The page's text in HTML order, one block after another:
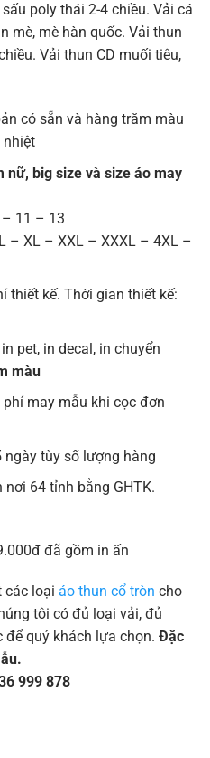
poly thái 2-4 chiều. Vải cá
mè, mè hàn quốc. Vải thun
Vải thun CD muối tiêu,
có sẵn và hàng trăm màu
nhiệt
nữ, big size và size áo may
11 – 13
– XL – XXL – XXXL – 4XL –
thiết kế. Thời gian thiết kế:
pet, in decal, in chuyển
màu
phí may mẫu khi cọc đơn
ngày tùy số lượng hàng
nơi 64 tỉnh bằng GHTK.
đã gồm in ấn
các loại áo thun cổ tròn cho
tôi có đủ loại vải, đủ
quý khách lựa chọn. Đặc
999 878